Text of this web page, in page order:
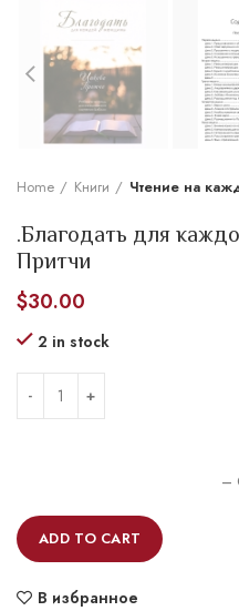
Home Книги Чтение на
.Благодать для
Притчи
$30.00
2 in stock
–
ADD TO CART
В избранное